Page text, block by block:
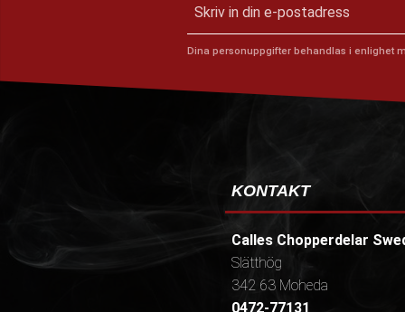
Dina personuppgifter behandlas i enlighet
KONTAKT
Calles Chopperdelar
Slätthög
342 63 Moheda
0472-77131